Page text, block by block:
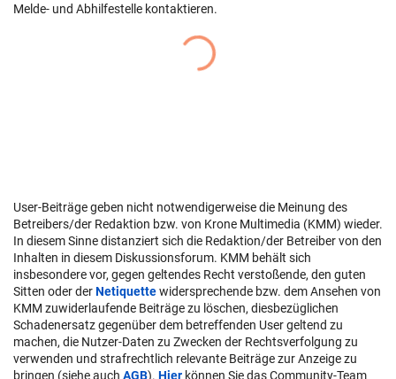
Melde- und Abhilfestelle kontaktieren.
User-Beiträge geben nicht notwendigerweise die Meinung des
Betreibers/der Redaktion bzw. von Krone Multimedia (KMM) wieder.
In diesem Sinne distanziert sich die Redaktion/der Betreiber von den
Inhalten in diesem Diskussionsforum. KMM behält sich
insbesondere vor, gegen geltendes Recht verstoßende, den guten
Sitten oder derNetiquettewidersprechende bzw. dem Ansehen von
KMM zuwiderlaufende Beiträge zu löschen, diesbezüglichen
Schadenersatz gegenüber dem betreffenden User geltend zu
machen, die Nutzer-Daten zu Zwecken der Rechtsverfolgung zu
verwenden und strafrechtlich relevante Beiträge zur Anzeige zu
bringen (siehe auch AGB). Hier können Sie das Community-Team